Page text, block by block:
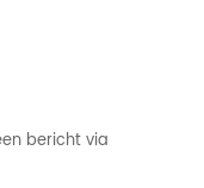
bericht via